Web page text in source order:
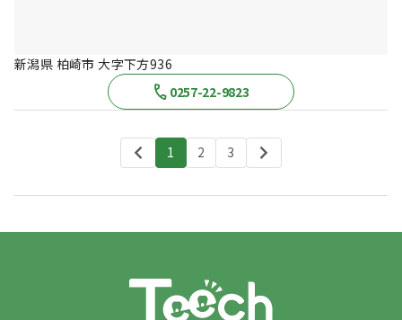
新潟県 柏崎市 大字下方936
0257-22-9823
1 2 3